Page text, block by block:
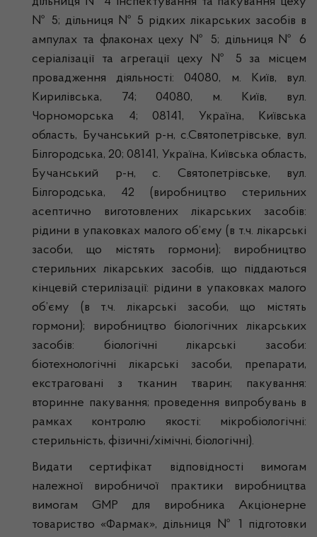
№ 5; дільниця № 5 рідких лікарських засобів в
ампулах та флаконах цеху № 5; дільниця № 6
серіалізації та агрегації цеху № 5 за місцем
провадження діяльності: 04080, м. Київ, вул.
Кирилівська, 74; 04080, м. Київ, вул.
Чорноморська 4; 08141, Україна, Київська
область, Бучанський р-н, с.Святопетрівське, вул.
Білгородська, 20; 08141, Україна, Київська область,
Бучанський р-н, с. Святопетрівське, вул.
Білгородська, 42 (виробництво стерильних
асептично виготовлених лікарських засобів:
рідини в упаковках малого об’єму (в т.ч. лікарські
засоби, що містять гормони); виробництво
стерильних лікарських засобів, що піддаються
кінцевій стерилізації: рідини в упаковках малого
об’єму (в т.ч. лікарські засоби, що містять
гормони); виробництво біологічних лікарських
засобів: біологічні лікарські засоби:
біотехнологічні лікарські засоби, препарати,
екстраговані з тканин тварин; пакування:
вторинне пакування; проведення випробувань в
рамках контролю якості: мікробіологічні:
стерильність, фізичні/хімічні, біологічні).
Видати сертифікат відповідності вимогам
належної виробничої практики виробництва
вимогам GMP для виробника Акціонерне
товариство «Фармак», дільниця № 1 підготовки